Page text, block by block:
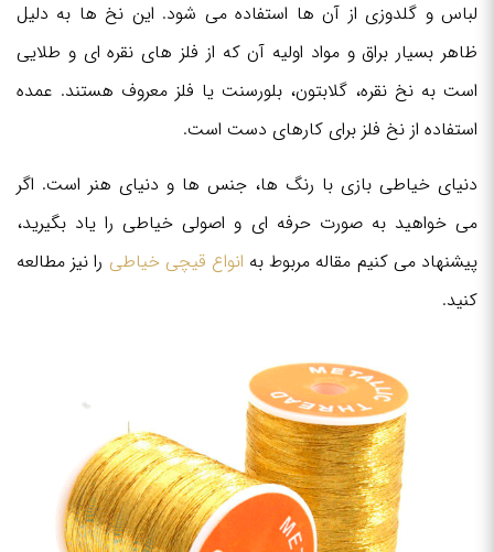
لباس و گلدوزی از آن ها استفاده می شود. این نخ ها به دلیل
ظاهر بسیار براق و مواد اولیه آن که از فلز های نقره ای و طلایی
است به نخ نقره، گلابتون، بلورسنت یا فلز معروف هستند. عمده
استفاده از نخ فلز برای کارهای دست است.
دنیای خیاطی بازی با رنگ ها، جنس ها و دنیای هنر است. اگر
می خواهید به صورت حرفه ای و اصولی خیاطی را یاد بگیرید،
پیشنهاد می کنیم مقاله مربوط به انواع قیچی خیاطی را نیز مطالعه
کنید.